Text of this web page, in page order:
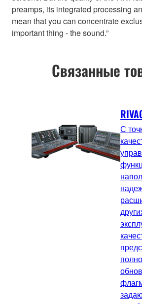
preamps, its integrated processing
mean that you can concentrate
important thing - the sound.”
Связанные
С